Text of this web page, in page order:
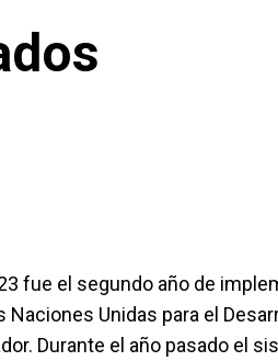
fue el segundo año de
Naciones Unidas para el
Durante el año pasado el